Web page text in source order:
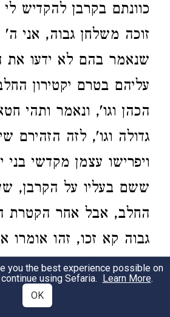
כוונתם בקרבן להקדיש
זוכה משלחן גבוה, אני ה'
שנאמר בהם לא ידעו את
עליהם בטרם יקטירון
הכהן וגו', ונאמר ותהי
גדולה וגו', לזה הזהירם
ויפרישו עצמן מקדשי
ששם בעליו על הקרבן,
החלב, אבל אחר הקטרת
גבוה קא זכו, זהו אומרו
כלומר אחר שנתברר
בהקטרת החלב אני ה'
you the best experience possible on
using Sefaria. Learn More.
OK